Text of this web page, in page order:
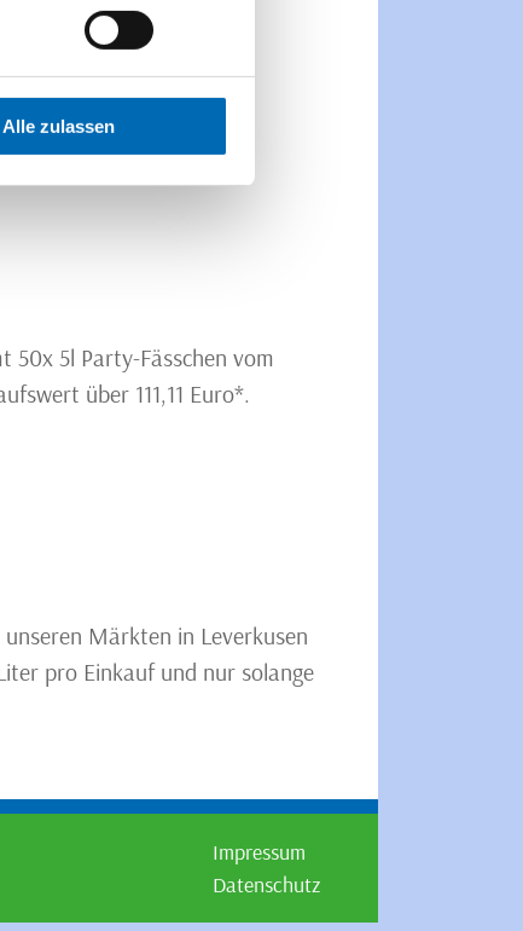
Alle zulassen
50x 5l Party-Fässchen vom
über 111,11 Euro*.
Märkten in Leverkusen
pro Einkauf und nur solange
Impressum
Datenschutz